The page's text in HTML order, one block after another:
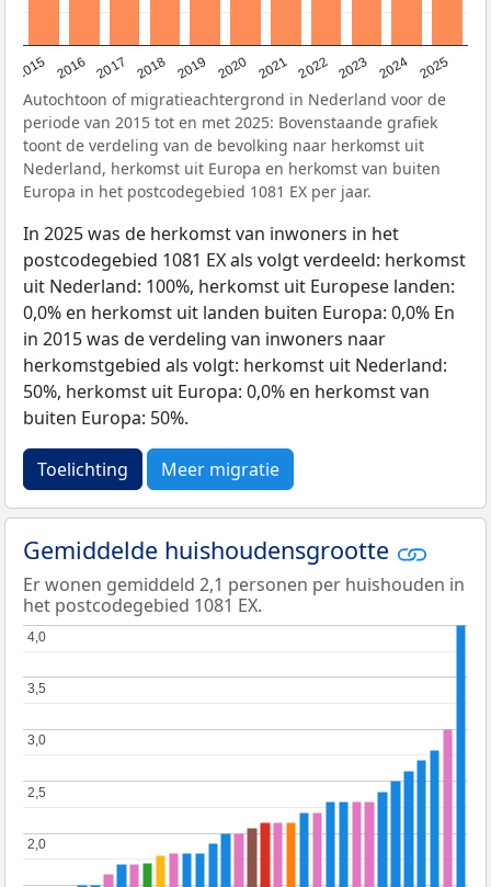
2015 2016 2017 2018 2019 2020 2021 2022 2023 2024 2025
Autochtoon of migratieachtergrond in Nederland voor de
periode van 2015 tot en met 2025: Bovenstaande grafiek
toont de verdeling van de bevolking naar herkomst uit
Nederland, herkomst uit Europa en herkomst van buiten
Europa in het postcodegebied 1081 EX per jaar.
In 2025 was de herkomst van inwoners in het
postcodegebied 1081 EX als volgt verdeeld: herkomst
uit Nederland: 100%, herkomst uit Europese landen:
0,0% en herkomst uit landen buiten Europa: 0,0% En
in 2015 was de verdeling van inwoners naar
herkomstgebied als volgt: herkomst uit Nederland:
50%, herkomst uit Europa: 0,0% en herkomst van
buiten Europa: 50%.
Toelichting Meer migratie
Gemiddelde huishoudensgrootte
Er wonen gemiddeld 2,1 personen per huishouden in
het postcodegebied 1081 EX.
2,0
2,0
2,5
2,5
3,0
3,0
3,5
3,5
4,0
4,0